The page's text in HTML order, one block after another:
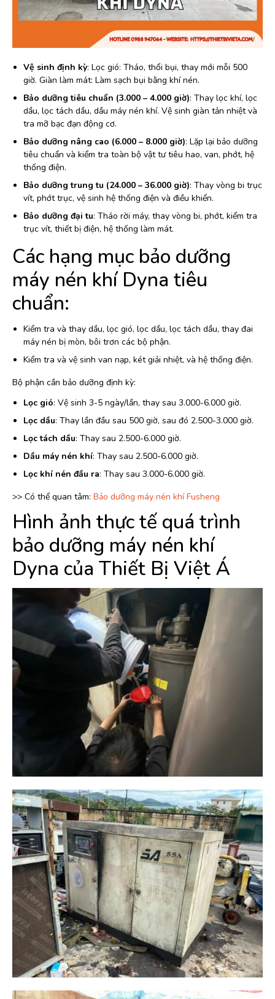
Vệ sinh định kỳ: Lọc gió: Tháo, thổi bụi, thay mới mỗi 500
giờ. Giàn làm mát: Làm sạch bụi bằng khí nén.
Bảo dưỡng tiêu chuẩn (3.000 – 4.000 giờ): Thay lọc khí, lọc
dầu, lọc tách dầu, dầu máy nén khí. Vệ sinh giàn tản nhiệt và
tra mỡ bạc đạn động cơ.
Bảo dưỡng nâng cao (6.000 – 8.000 giờ): Lặp lại bảo dưỡng
tiêu chuẩn và kiểm tra toàn bộ vật tư tiêu hao, van, phớt, hệ
thống điện.
Bảo dưỡng trung tu (24.000 – 36.000 giờ): Thay vòng bi trục
vít, phớt trục, vệ sinh hệ thống điện và điều khiển.
Bảo dưỡng đại tu: Tháo rời máy, thay vòng bi, phớt, kiểm tra
trục vít, thiết bị điện, hệ thống làm mát.
Các hạng mục bảo dưỡng
máy nén khí Dyna tiêu
chuẩn:
Kiểm tra và thay dầu, lọc gió, lọc dầu, lọc tách dầu, thay đai
máy nén bị mòn, bôi trơn các bộ phận.
Kiểm tra và vệ sinh van nạp, két giải nhiệt, và hệ thống điện.
Bộ phận cần bảo dưỡng định kỳ:
Lọc gió: Vệ sinh 3-5 ngày/lần, thay sau 3.000-6.000 giờ.
Lọc dầu: Thay lần đầu sau 500 giờ, sau đó 2.500-3.000 giờ.
Lọc tách dầu: Thay sau 2.500-6.000 giờ.
Dầu máy nén khí: Thay sau 2.500-6.000 giờ.
Lọc khí nén đầu ra: Thay sau 3.000-6.000 giờ.
>> Có thể quan tâm: Bảo dưỡng máy nén khí Fusheng
Hình ảnh thực tế quá trình
bảo dưỡng máy nén khí
Dyna của Thiết Bị Việt Á